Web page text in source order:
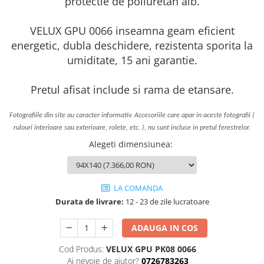
VELUX GPU 0066 inseamna geam eficient
energetic, dubla deschidere, rezistenta sporita la
umiditate, 15 ani garantie.
Pretul afisat include si rama de etansare.
Fotografiile din site au caracter informativ. Accesoriile care apar in aceste fotografii (
rulouri interioare sau exterioare, rolete, etc. ), nu sunt incluse in pretul ferestrelor.
Alegeti dimensiunea:
LA COMANDA
Durata de livrare: 12 - 23 de zile lucratoare
ADAUGA IN COS
Cod Produs: VELUX GPU PK08 0066
Ai nevoie de ajutor? 0726783263